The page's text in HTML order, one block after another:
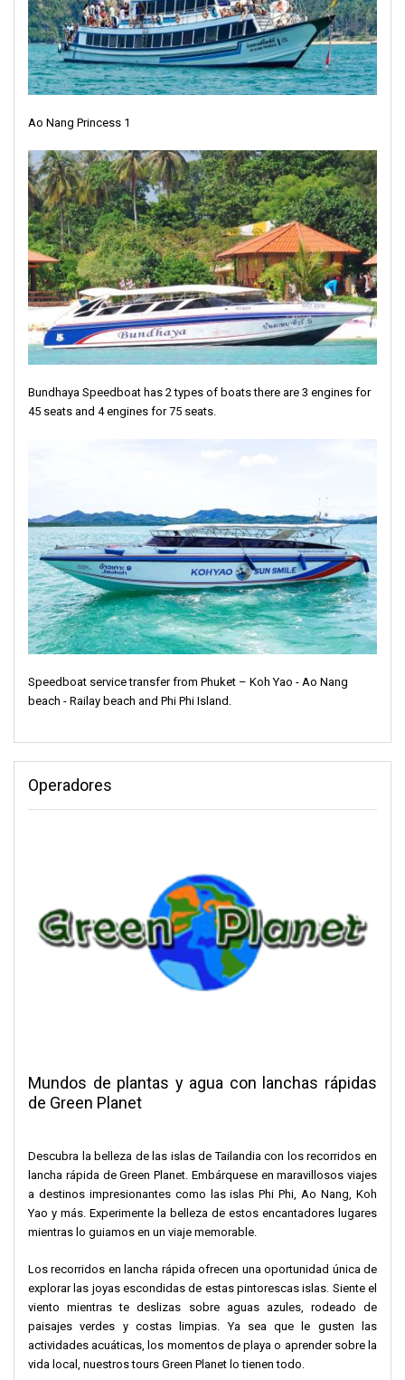
Ao Nang Princess 1
Bundhaya Speedboat has 2 types of boats there are 3 engines for
45 seats and 4 engines for 75 seats.
Speedboat service transfer from Phuket – Koh Yao - Ao Nang
beach - Railay beach and Phi Phi Island.
Operadores
Mundos de plantas y agua con lanchas rápidas
de Green Planet
Descubra la belleza de las islas de Tailandia con los recorridos en
lancha rápida de Green Planet. Embárquese en maravillosos viajes
a destinos impresionantes como las islas Phi Phi, Ao Nang, Koh
Yao y más. Experimente la belleza de estos encantadores lugares
mientras lo guiamos en un viaje memorable.
Los recorridos en lancha rápida ofrecen una oportunidad única de
explorar las joyas escondidas de estas pintorescas islas. Siente el
viento mientras te deslizas sobre aguas azules, rodeado de
paisajes verdes y costas limpias. Ya sea que le gusten las
actividades acuáticas, los momentos de playa o aprender sobre la
vida local, nuestros tours Green Planet lo tienen todo.